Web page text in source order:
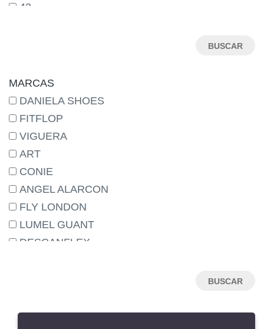
43
MARCAS
DANIELA SHOES
FITFLOP
VIGUERA
ART
CONIE
ANGEL ALARCON
FLY LONDON
LUMEL GUANT
DESCANFLEX
MENBUR